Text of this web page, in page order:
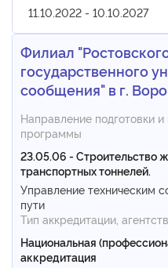
11.10.2022 - 10.10.2027
Филиал
государственного
сообщения" в г.
Направление подготовки
программы
23.05.06 - Строительство
транспортных тоннелей.
Управление техническим
пути
Тип аккредитации,
Национальная
аккредитация